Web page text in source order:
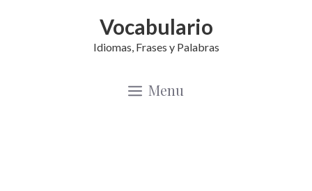
Vocabulario
Idiomas, Frases y Palabras
Menu